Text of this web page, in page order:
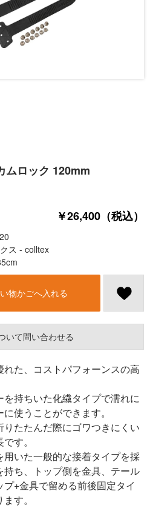
ムロック 120mm
￥26,400（税込）
ス - colltex
物かごへ入れる
いて問い合わせる
た、コストパフォーンスの高
持ちいた化繊タイプで濡れに
使うことができます。
たたんだ際にゴワつきにくい
す。
いた一般的な接着タイプを採
ち、トップ側を金具、テール
+金具で留める前後固定タイ
す。